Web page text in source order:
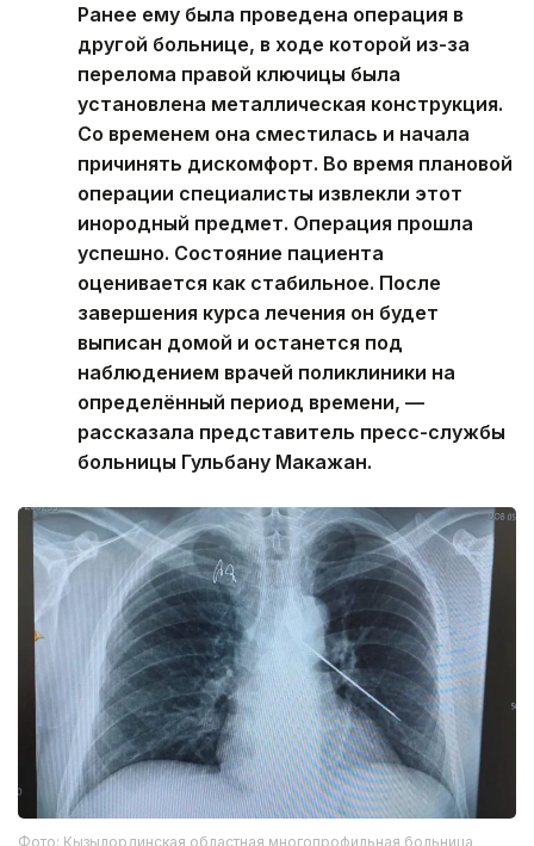
Ранее ему была проведена операция в
другой больнице, в ходе которой из-за
перелома правой ключицы была
установлена металлическая конструкция.
Со временем она сместилась и начала
причинять дискомфорт. Во время плановой
операции специалисты извлекли этот
инородный предмет. Операция прошла
успешно. Состояние пациента
оценивается как стабильное. После
завершения курса лечения он будет
выписан домой и останется под
наблюдением врачей поликлиники на
определённый период времени, —
рассказала представитель пресс-службы
больницы Гульбану Макажан.
Фото: Кызылординская областная многопрофильная больница